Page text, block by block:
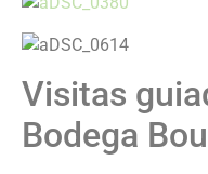
Visitas
Bodega